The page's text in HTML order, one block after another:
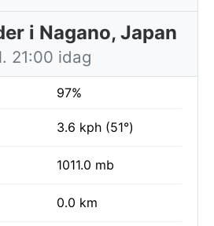
i Nagano, Japan
21:00 idag
97%
3.6 kph (51°)
1011.0 mb
0.0 km